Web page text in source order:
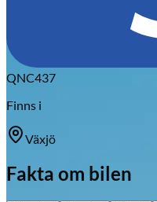
QNC437
Finns i
Växjö
Fakta om bilen